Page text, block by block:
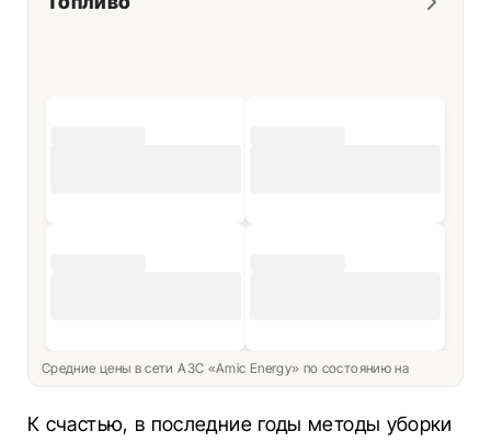
Средние цены в сети АЗС «Amic Energy» по состоянию на
К счастью, в последние годы методы уборки